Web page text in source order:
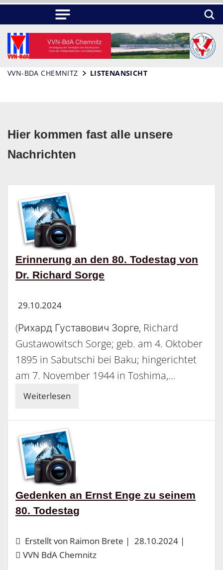
VVN-BDA CHEMNITZ LISTENANSICHT
Hier kommen fast alle unsere
Nachrichten
Erinnerung an den 80. Todestag von
Dr. Richard Sorge
29.10.2024
(Рихард Густавович Зорге, Richard
Gustawowitsch Sorge; geb. am 4. Oktober
1895 in Sabutschi bei Baku; hingerichtet
am 7. November 1944 in Toshima,…
Weiterlesen
Gedenken an Ernst Enge zu seinem
80. Todestag
Erstellt von Raimon Brete | 28.10.2024 |
VVN BdA Chemnitz